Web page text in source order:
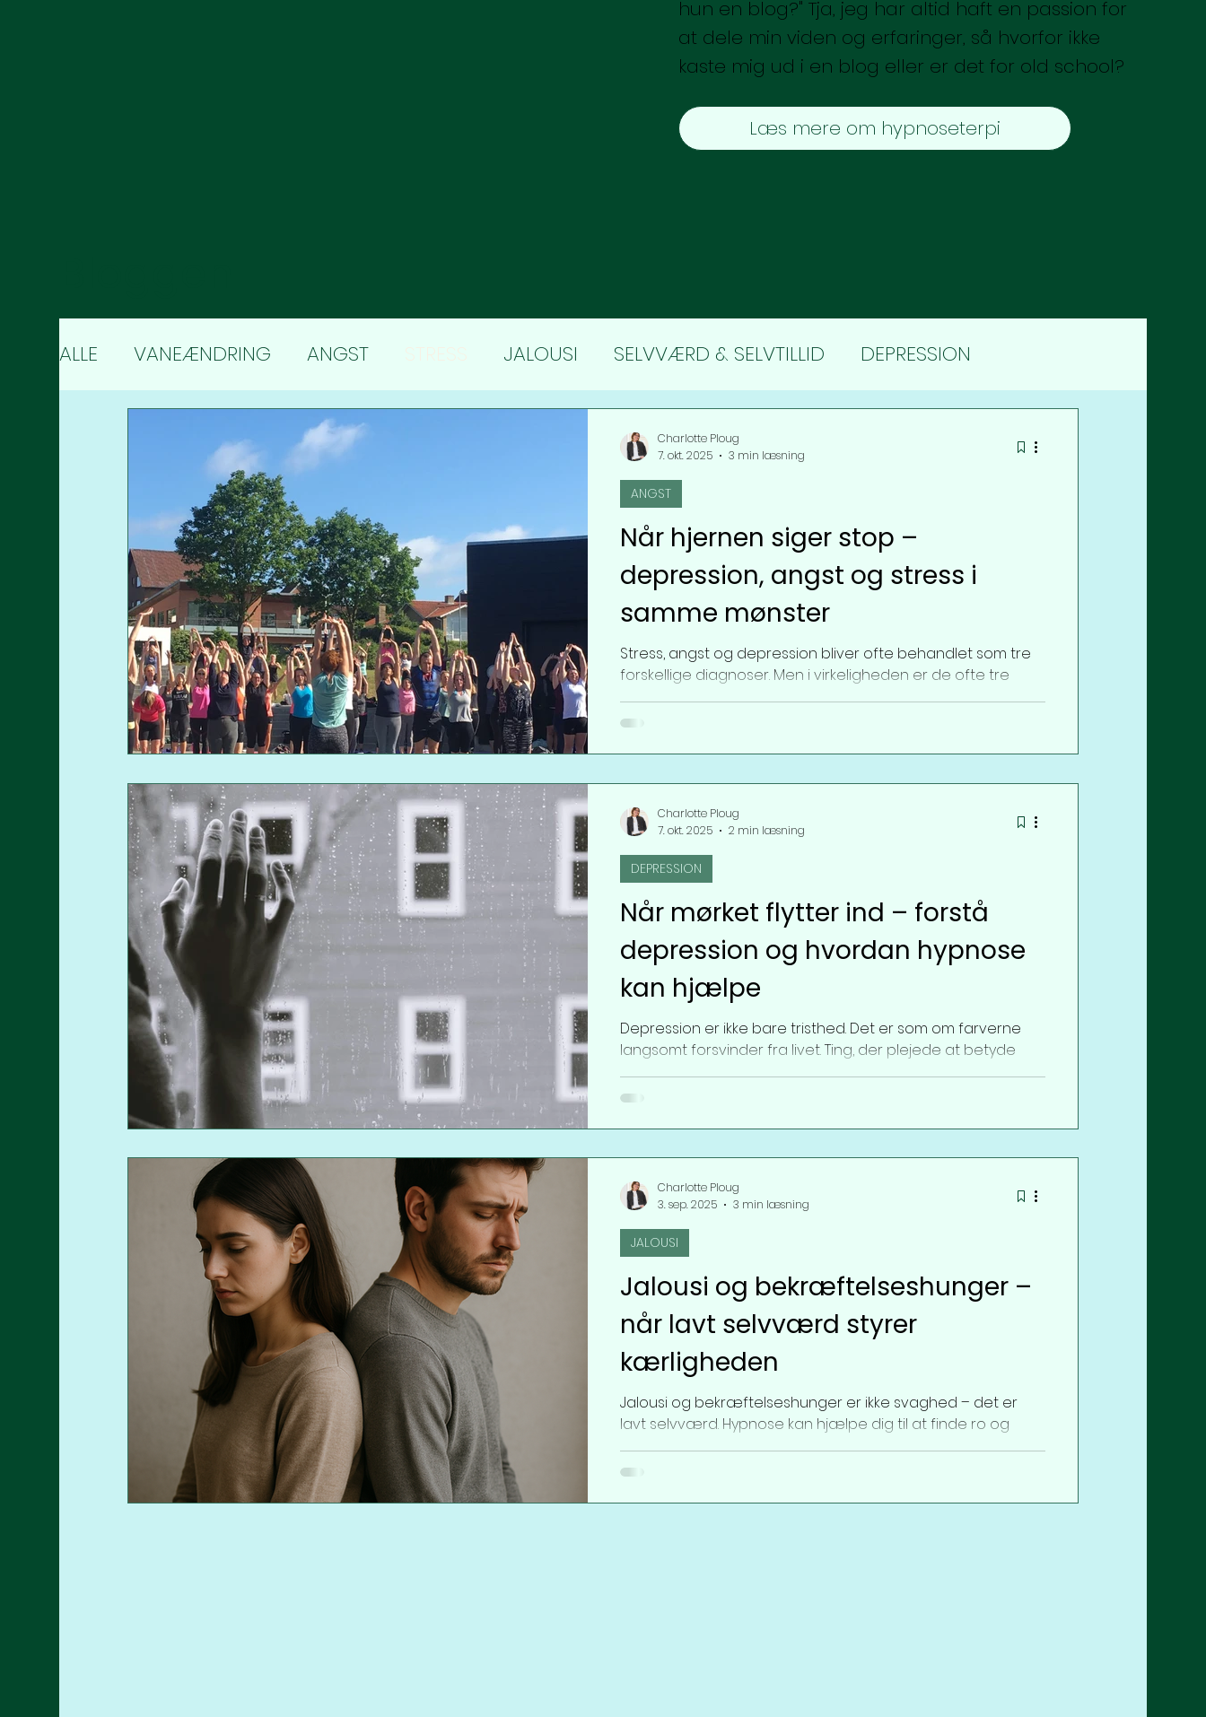
hun en blog?" Tja, jeg har altid haft en passion for
at dele min viden og erfaringer, så hvorfor ikke
kaste mig ud i en blog eller er det for old school?​​
Læs mere om hypnoseterpi
ALLE VANEÆNDRING ANGST JALOUSI SELVVÆRD & SELVTILLID DEPRESSION
VÆGTTAB (Wegovy & Ozempic) ALT OM MIG
Når hjernen siger stop –
depression, angst og stress i
samme mønster
Stress, angst og depression bliver ofte behandlet som tre
forskellige diagnoser. Men i virkeligheden er de ofte tre
kapitler i den samme...
ANGST
Charlotte Ploug
7. okt. 2025
3 min læsning
Når mørket flytter ind – forstå
depression og hvordan hypnose
kan hjælpe
Depression er ikke bare tristhed. Det er som om farverne
langsomt forsvinder fra livet. Ting, der plejede at betyde
noget, føles tomme....
DEPRESSION
Charlotte Ploug
7. okt. 2025
2 min læsning
Jalousi og bekræftelseshunger –
når lavt selvværd styrer
kærligheden
Jalousi og bekræftelseshunger er ikke svaghed – det er
lavt selvværd. Hypnose kan hjælpe dig til at finde ro og
styrke i kærligheden.
JALOUSI
Charlotte Ploug
3. sep. 2025
3 min læsning